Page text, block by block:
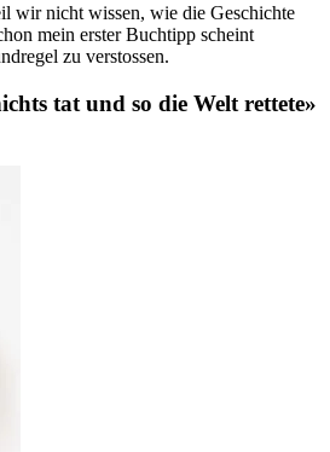
wir nicht wissen, wie die Geschichte
mein erster Buchtipp scheint
zu verstossen.
tat und so die Welt rettete»